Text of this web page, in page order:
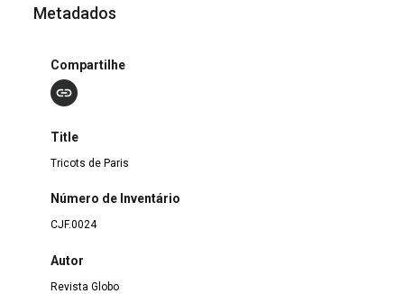
Metadados
Compartilhe
Title
Tricots de Paris
Número de Inventário
CJF.0024
Autor
Revista Globo